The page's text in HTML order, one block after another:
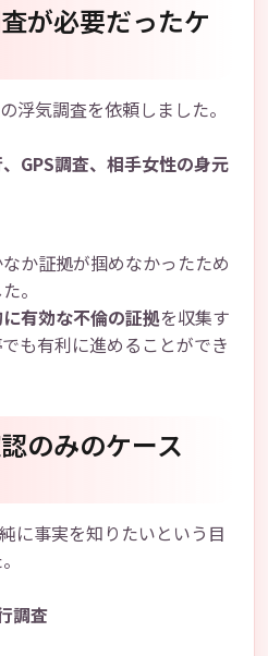
が必要だったケ
浮気調査を依頼しました。
GPS調査、相手女性の身元
か証拠が掴めなかったため
。
有効な不倫の証拠を収集す
も有利に進めることができ
のみのケース
に事実を知りたいという目
調査